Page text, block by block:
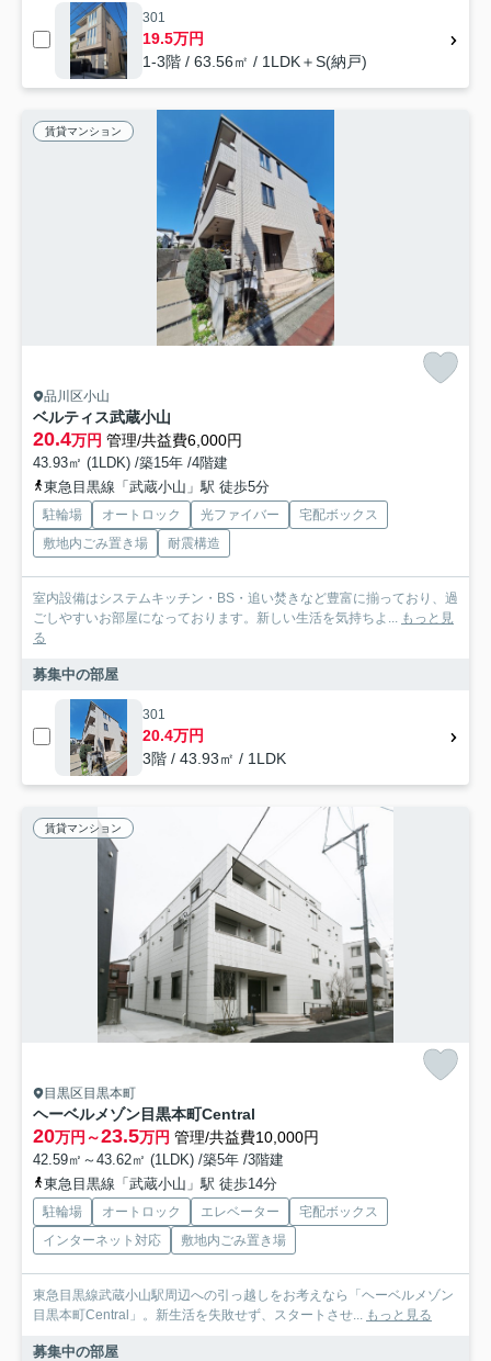
301
19.5万円
1-3階 / 63.56㎡ / 1LDK＋S(納戸)
賃貸マンション
品川区小山
ベルティス武蔵小山
20.4万円 管理/共益費6,000円
43.93㎡ (1LDK) /築15年 /4階建
東急目黒線「武蔵小山」駅 徒歩5分
駐輪場 オートロック 光ファイバー
宅配ボックス
敷地内ごみ置き場
耐震構造
室内設備はシステムキッチン・BS・追い焚きなど豊富に揃っており、過
ごしやすいお部屋になっております。新しい生活を気持ちよ... もっと見
る
募集中の部屋
301
20.4万円
3階 / 43.93㎡ / 1LDK
賃貸マンション
目黒区目黒本町
ヘーベルメゾン目黒本町Central
20万円～23.5万円 管理/共益費10,000円
42.59㎡～43.62㎡ (1LDK) /築5年 /3階建
東急目黒線「武蔵小山」駅 徒歩14分
駐輪場 オートロック エレベーター
宅配ボックス
インターネット対応
敷地内ごみ置き場
東急目黒線武蔵小山駅周辺への引っ越しをお考えなら「ヘーベルメゾン
目黒本町Central」。新生活を失敗せず、スタートさせ... もっと見る
募集中の部屋